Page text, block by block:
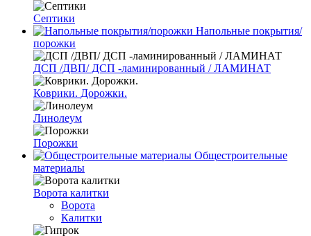
Септики
Напольные покрытия/
порожки
ДСП /ДВП/ ДСП -ламинированный / ЛАМИНАТ
Коврики. Дорожки.
Линолеум
Порожки
Общестроительные
материалы
Ворота калитки
Ворота
Калитки